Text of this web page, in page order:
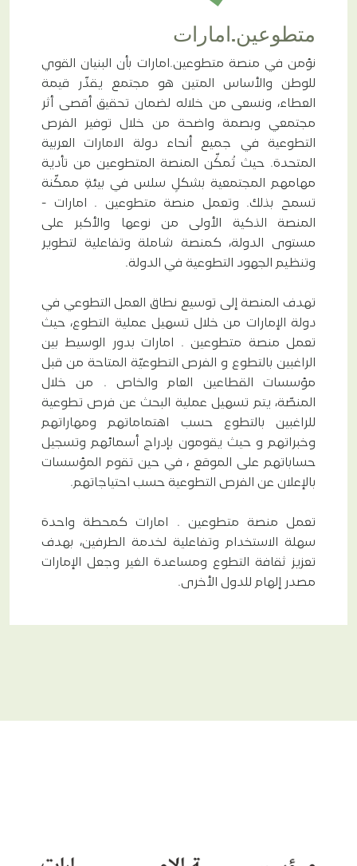
الشركاء
متطوعين.امارات
نؤمن في منصة متطوعين.امارات بأن البنيان القوي
للوطن والأساس المتين هو مجتمع يقدِّر قيمة
العطاء، ونسعى من خلاله لضمان تحقيق أقصى أثر
مجتمعي وبصمة واضحة من خلال توفير الفرص
التطوعية في جميع أنحاء دولة الامارات العربية
المتحدة. حيث تُمكِّن المنصة المتطوعين من تأدية
مهامهم المجتمعية بشكلٍ سلس في بيئةٍ ممكّنة
تسمح بذلك. وتعمل منصة متطوعين . امارات -
المنصة الذكية الأولى من نوعها والأكبر على
مستوى الدولة، كمنصة شاملة وتفاعلية لتطوير
وتنظيم الجهود التطوعية في الدولة.
تهدف المنصة إلى توسيع نطاق العمل التطوعي في
دولة الإمارات من خلال تسهيل عملية التطوع، حيث
تعمل منصة متطوعين . امارات بدور الوسيط بين
الراغبين بالتطوع و الفرص التطوعيّة المتاحة من قبل
مؤسسات القطاعين العام والخاص . من خلال
المنصّة، يتم تسهيل عملية البحث عن فرص تطوعية
للراغبين بالتطوع حسب اهتماماتهم ومهاراتهم
وخبراتهم و حيث يقومون بإدراج أسمائهم وتسجيل
حساباتهم على الموقع ، في حين تقوم المؤسسات
بالإعلان عن الفرص التطوعية حسب احتياجاتهم.
تعمل منصة متطوعين . امارات كمحطة واحدة
سهلة الاستخدام وتفاعلية لخدمة الطرفين، بهدف
تعزيز ثقافة التطوع ومساعدة الغير وجعل الإمارات
مصدر إلهام للدول الأخرى.